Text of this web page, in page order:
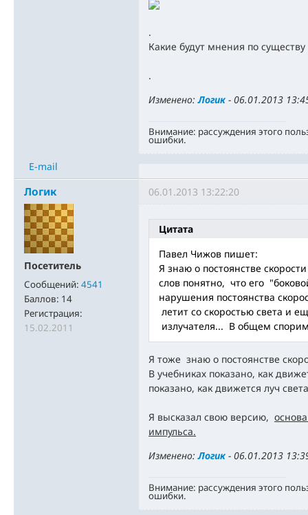
.
Какие будут мнения по
.
Изменено:Логик- 06.01.2013
Внимание: рассуждения этого
ошибки.
E-mail
Логик
Посетитель
Сообщений: 4541
Баллов: 14
Регистрация:
15.02.2011
06.01.2013 13:22:20
Цитата
Павел Чижов пишет:
Я знаю о постоянстве
слов понятно, что его
нарушения постоянства
летит со скоростью света и
излучателя... В общем
Я тоже знаю о постоянстве
В учебниках показано, как
показано, как движется луч
Я высказал свою версию,
импульса.
Изменено:Логик- 06.01.2013
Внимание: рассуждения этого
ошибки.